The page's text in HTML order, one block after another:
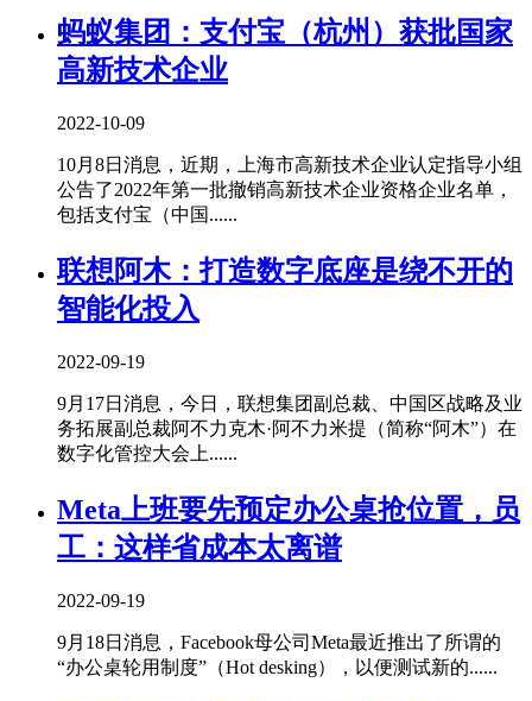
蚂蚁集团：支付宝（杭州）获批国家
高新技术企业
2022-10-09
10月8日消息，近期，上海市高新技术企业认定指导小组
公告了2022年第一批撤销高新技术企业资格企业名单，
包括支付宝（中国......
联想阿木：打造数字底座是绕不开的
智能化投入
2022-09-19
9月17日消息，今日，联想集团副总裁、中国区战略及业
务拓展副总裁阿不力克木·阿不力米提（简称“阿木”）在
数字化管控大会上......
Meta上班要先预定办公桌抢位置，员
工：这样省成本太离谱
2022-09-19
9月18日消息，Facebook母公司Meta最近推出了所谓的
“办公桌轮用制度”（Hot desking），以便测试新的......